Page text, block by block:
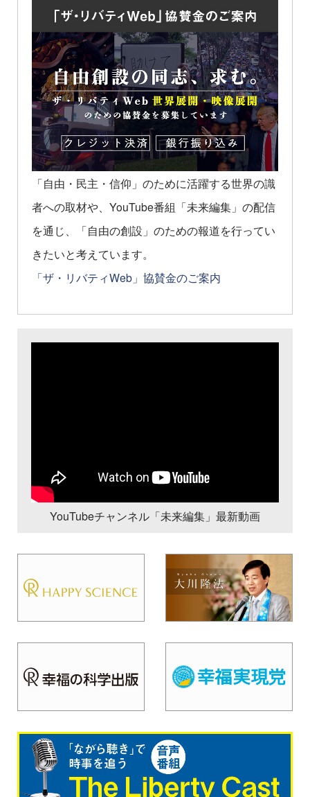
「自由・民主・信仰」のために活躍する世界の識
者への取材や、YouTube番組「未来編集」の配信
を通じ、「自由の創設」のための報道を行ってい
きたいと考えています。
「ザ・リバティWeb」協賛金のご案内
YouTubeチャンネル「未来編集」最新動画